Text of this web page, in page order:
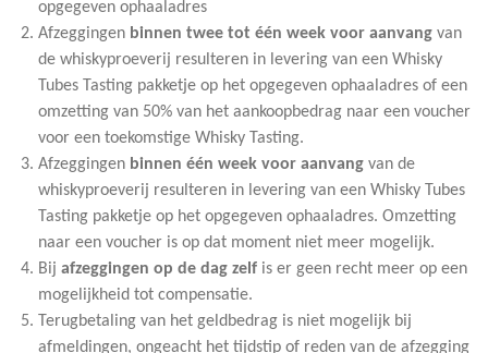
opgegeven ophaaladres
Afzeggingen binnen twee tot één week voor aanvangvan
de whiskyproeverij resulteren in levering van een Whisky
Tubes Tasting pakketje op het opgegeven ophaaladres of een
omzetting van 50% van het aankoopbedrag naar een voucher
voor een toekomstige Whisky Tasting.
Afzeggingen binnen één week voor aanvangvan de
whiskyproeverij resulteren in levering van een Whisky Tubes
Tasting pakketje op het opgegeven ophaaladres. Omzetting
naar een voucher is op dat moment niet meer mogelijk.
Bij afzeggingen op de dag zelfis er geen recht meer op een
mogelijkheid tot compensatie.
Terugbetaling van het geldbedrag is niet mogelijk bij
afmeldingen, ongeacht het tijdstip of reden van de afzegging